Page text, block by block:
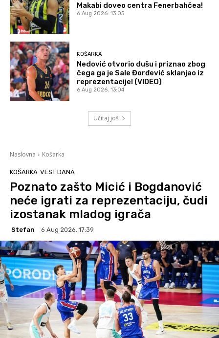
Makabi doveo centra Fenerbahčea!
6 Aug 2026. 13:05
KOŠARKA
Nedović otvorio dušu i priznao zbog
čega ga je Sale Đorđević sklanjao iz
reprezentacije! (VIDEO)
6 Aug 2026. 13:04
Učitaj još